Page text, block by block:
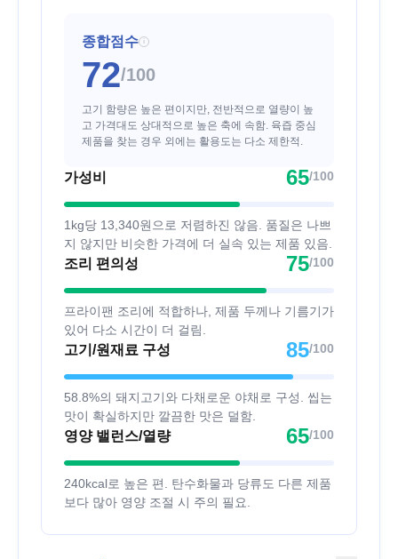
종합점수 i
72/100
고기 함량은 높은 편이지만, 전반적으로 열량이 높
고 가격대도 상대적으로 높은 축에 속함. 육즙 중심
제품을 찾는 경우 외에는 활용도는 다소 제한적.
가성비 65/100
1kg당 13,340원으로 저렴하진 않음. 품질은 나쁘
지 않지만 비슷한 가격에 더 실속 있는 제품 있음.
조리 편의성 75/100
프라이팬 조리에 적합하나, 제품 두께나 기름기가
있어 다소 시간이 더 걸림.
고기/원재료 구성 85/100
58.8%의 돼지고기와 다채로운 야채로 구성. 씹는
맛이 확실하지만 깔끔한 맛은 덜함.
영양 밸런스/열량 65/100
240kcal로 높은 편. 탄수화물과 당류도 다른 제품
보다 많아 영양 조절 시 주의 필요.